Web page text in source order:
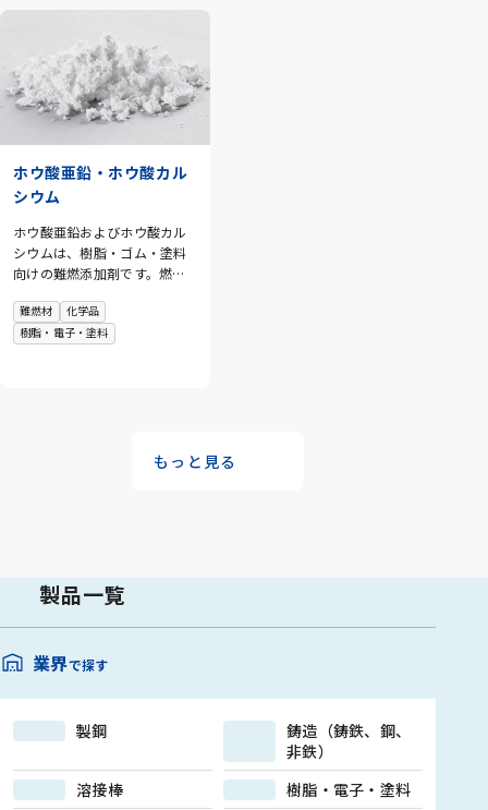
使用されています。
ホウ酸亜鉛・ホウ酸カル
シウム
ホウ酸亜鉛およびホウ酸カル
シウムは、樹脂・ゴム・塗料
向けの難燃添加剤です。燃焼
とで、難燃性向上に寄与しま
す。また、高い抑煙性による
立した難燃設計をサポートし
難燃材
化学品
樹脂・電子・塗料
もっと見る
製品一覧
業界で探す
製鋼
鋳造（鋳鉄、鋼、
非鉄）
溶接棒
樹脂・電子・塗料